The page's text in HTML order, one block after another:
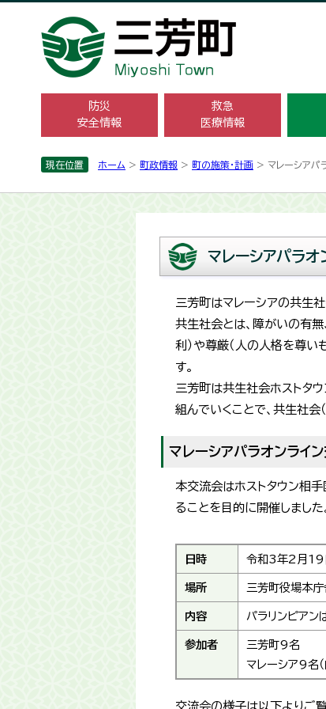
防災
安全情報
救急
医療情報
現在位置 ホーム > 町政情報 > 町の施策・計画 > マレーシアパ
マレーシアパラオ
三芳町はマレーシアの共生社
共生社会とは、障がいの有無
利）や尊厳（人の人格を尊
す。
三芳町は共生社会ホストタ
組んでいくことで、共生社会
マレーシアパラオンライ
本交流会はホストタウン相
ることを目的に開催しました
日時 令和3年2月19
場所 三芳町役場本庁
内容 パラリンピアン
参加者
三芳町9名
マレーシア9名
交流会の様子は以下よりご